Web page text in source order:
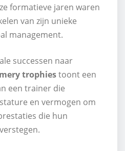
formatieve jaren waren
van zijn unieke
management.
successen naar
trophiestoont een
een trainer die
en vermogen om
die hun